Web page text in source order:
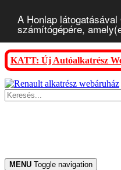
A Honlap
számítógépére,
KATT: Új Autóalkatrész
MENU Toggle navigation